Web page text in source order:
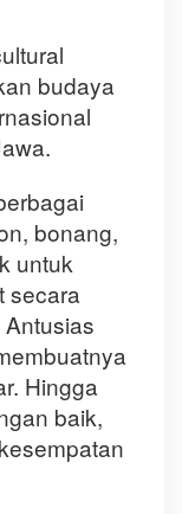
budaya
bonang,
untuk
secara
Hingga
baik,